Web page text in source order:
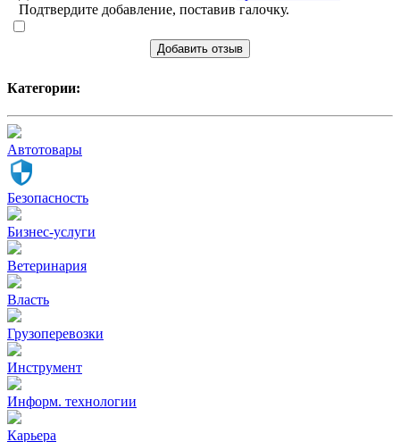
Подтвердите добавление, поставив галочку.
Добавить отзыв
Категории:
Автотовары
Безопасность
Бизнес-услуги
Ветеринария
Власть
Грузоперевозки
Инструмент
Информ. технологии
Карьера